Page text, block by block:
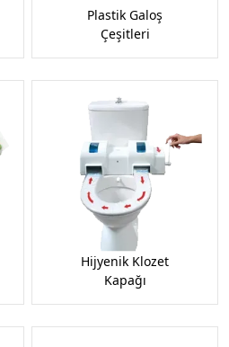
Plastik Galoş
Çeşitleri
Hijyenik Klozet
Kapağı